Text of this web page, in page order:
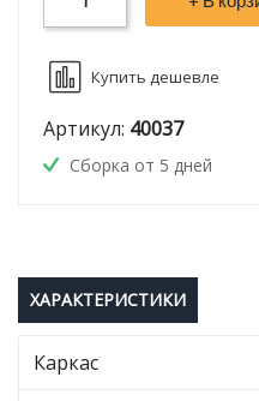
Купить дешевле
Артикул: 40037
Сборка от 5 дней
ХАРАКТЕРИСТИКИ
Каркас